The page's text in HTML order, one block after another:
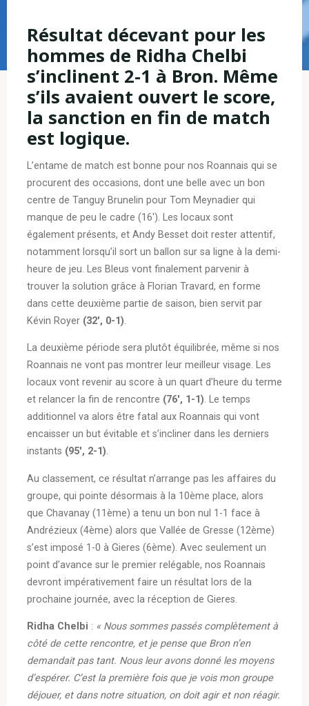
Résultat décevant pour les
hommes de Ridha Chelbi
s’inclinent 2-1 à Bron. Même
s’ils avaient ouvert le score,
la sanction en fin de match
est logique.
L’entame de match est bonne pour nos Roannais qui se
procurent des occasions, dont une belle avec un bon
centre de Tanguy Brunelin pour Tom Meynadier qui
manque de peu le cadre (16′). Les locaux sont
également présents, et Andy Besset doit rester attentif,
notamment lorsqu’il sort un ballon sur sa ligne à la demi-
heure de jeu. Les Bleus vont finalement parvenir à
trouver la solution grâce à Florian Travard, en forme
dans cette deuxième partie de saison, bien servit par
Kévin Royer (32′, 0-1).
La deuxième période sera plutôt équilibrée, même si nos
Roannais ne vont pas montrer leur meilleur visage. Les
locaux vont revenir au score à un quart d’heure du terme
et relancer la fin de rencontre (76′, 1-1). Le temps
additionnel va alors être fatal aux Roannais qui vont
encaisser un but évitable et s’incliner dans les derniers
instants (95′, 2-1).
Au classement, ce résultat n’arrange pas les affaires du
groupe, qui pointe désormais à la 10ème place, alors
que Chavanay (11ème) a tenu un bon nul 1-1 face à
Andrézieux (4ème) alors que Vallée de Gresse (12ème)
s’est imposé 1-0 à Gieres (6ème). Avec seulement un
point d’avance sur le premier relégable, nos Roannais
devront impérativement faire un résultat lors de la
prochaine journée, avec la réception de Gieres.
Ridha Chelbi : « Nous sommes passés complètement à
côté de cette rencontre, et je pense que Bron n’en
demandait pas tant. Nous leur avons donné les moyens
d’espérer. C’est la première fois que je vois mon groupe
déjouer, et dans notre situation, on doit agir et non réagir.